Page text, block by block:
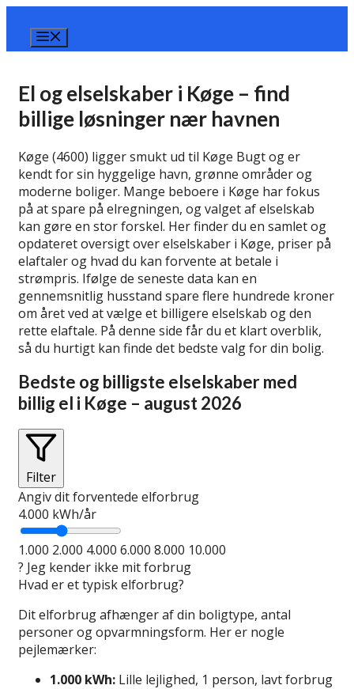
indhold
El og elselskaber i Køge – find
billige løsninger nær havnen
Køge (4600) ligger smukt ud til Køge Bugt og er
kendt for sin hyggelige havn, grønne områder og
moderne boliger. Mange beboere i Køge har fokus
på at spare på elregningen, og valget af elselskab
kan gøre en stor forskel. Her finder du en samlet og
opdateret oversigt over elselskaber i Køge, priser på
elaftaler og hvad du kan forvente at betale i
strømpris. Ifølge de seneste data kan en
gennemsnitlig husstand spare flere hundrede kroner
om året ved at vælge et billigere elselskab og den
rette elaftale. På denne side får du et klart overblik,
så du hurtigt kan finde det bedste valg for din bolig.
Bedste og billigste elselskaber med
billig el i Køge – august 2026
Filter
Angiv dit forventede elforbrug
4.000 kWh/år
1.000 2.000 4.000 6.000 8.000 10.000
? Jeg kender ikke mit forbrug
Hvad er et typisk elforbrug?
Dit elforbrug afhænger af din boligtype, antal
personer og opvarmningsform. Her er nogle
pejlemærker:
1.000 kWh: Lille lejlighed, 1 person, lavt forbrug